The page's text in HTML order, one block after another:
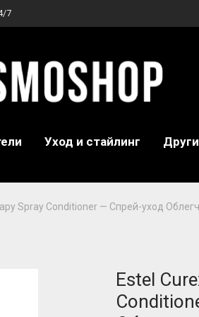
7
Уход и стайлинг
Spray Conditioner — Спрей-уход
Estel